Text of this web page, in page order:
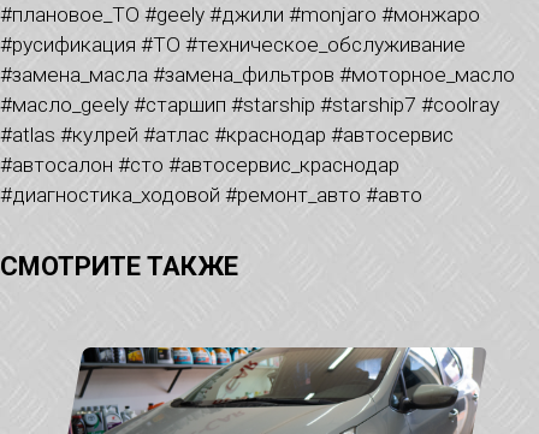
#плановое_ТО #geely #джили #monjaro #монжаро
#русификация #ТО #техническое_обслуживание
#замена_масла #замена_фильтров #моторное_масло
#масло_geely #старшип #starship #starship7 #coolray
#atlas #кулрей #атлас #краснодар #автосервис
#автосалон #сто #автосервис_краснодар
#диагностика_ходовой #ремонт_авто #авто
СМОТРИТЕ ТАКЖЕ